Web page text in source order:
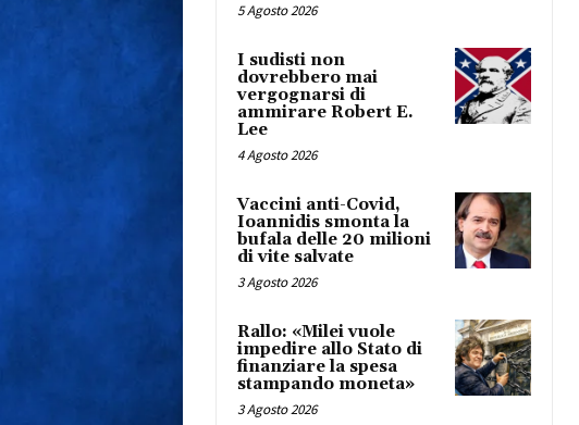
5 Agosto 2026
I sudisti non
dovrebbero mai
vergognarsi di
ammirare Robert E.
Lee
4 Agosto 2026
Vaccini anti-Covid,
Ioannidis smonta la
bufala delle 20 milioni
di vite salvate
3 Agosto 2026
Rallo: «Milei vuole
impedire allo Stato di
finanziare la spesa
stampando moneta»
3 Agosto 2026